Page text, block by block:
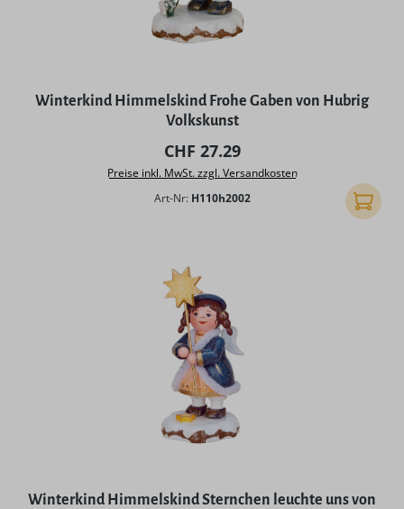
Winterkind Himmelskind Frohe Gaben von Hubrig
Volkskunst
Regulärer Preis:
CHF 27.29
Preise inkl. MwSt. zzgl. Versandkosten
Art-Nr: H110h2002 In den
Winterkind Himmelskind Sternchen leuchte uns von